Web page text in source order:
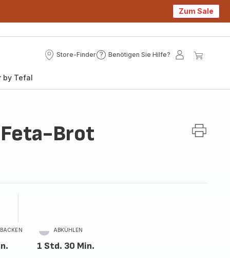
Zum Sale
Store-Finder
Store-
Benötigen Sie Hilfe?
Benötigen
Mein
by Tefal
Brot
BACKEN ABKÜHLEN
1 Std. 30 Min.